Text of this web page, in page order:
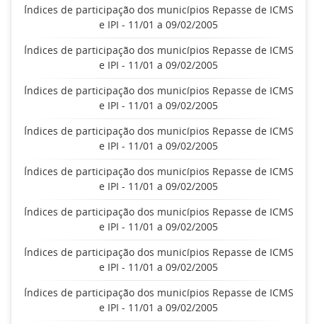
Índices de participação dos municípios Repasse de ICMS
e IPI - 11/01 a 09/02/2005
Índices de participação dos municípios Repasse de ICMS
e IPI - 11/01 a 09/02/2005
Índices de participação dos municípios Repasse de ICMS
e IPI - 11/01 a 09/02/2005
Índices de participação dos municípios Repasse de ICMS
e IPI - 11/01 a 09/02/2005
Índices de participação dos municípios Repasse de ICMS
e IPI - 11/01 a 09/02/2005
Índices de participação dos municípios Repasse de ICMS
e IPI - 11/01 a 09/02/2005
Índices de participação dos municípios Repasse de ICMS
e IPI - 11/01 a 09/02/2005
Índices de participação dos municípios Repasse de ICMS
e IPI - 11/01 a 09/02/2005